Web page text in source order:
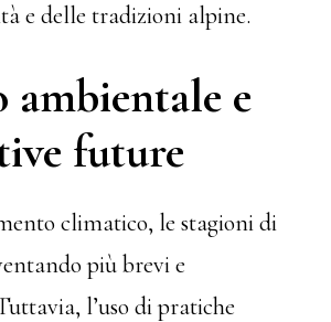
e delle tradizioni alpine.
e
future
climatico, le stagioni di
più brevi e
l’uso di pratiche